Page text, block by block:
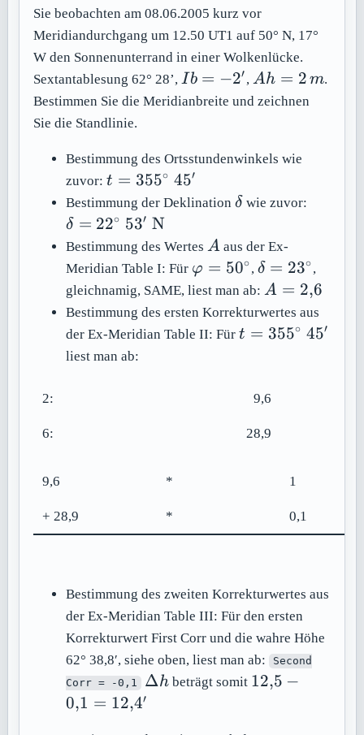
Sie beobachten am 08.06.2005 kurz vor
Meridiandurchgang um 12.50 UT1 auf 50° N, 17°
W den Sonnenunterrand in einer Wolkenlücke.
Sextantablesung 62° 28’, Ib
=
Ib = −2′, Ah
=
Ah = 2 m.
Bestimmen Sie die Meridianbreite und zeichnen
Sie die Standlinie.
Bestimmung des Ortsstundenwinkels wie
zuvor:t =
355^\circ\
45'
t = 355∘ 45′
Bestimmung der Deklination\delta
δ wie zuvor:
δ = 22∘ 53′ N
Bestimmung des Wertes A
A aus der Ex-
Meridian Table I: Für \varphi
=
50^\circ
φ = 50∘ , \delta
=
23^\circ
δ = 23∘,
gleichnamig, SAME, liest man ab: A =
2{,}6
A = 2,6
Bestimmung des ersten Korrekturwertes aus
der Ex-Meridian Table II: Fürt =
t = 355∘ 45′
liest man ab:
2: 9,6
6: 28,9
9,6 * 1
+ 28,9 * 0,1
Bestimmung des zweiten Korrekturwertes aus
der Ex-Meridian Table III: Für den ersten
Korrekturwert First Corr und die wahre Höhe
62° 38,8′, siehe oben, liest man ab:
Second
Corr = -0,1
\Delta
h
Δhbeträgt somit 12{,}5
12,5 −
0,1 = 12,4′